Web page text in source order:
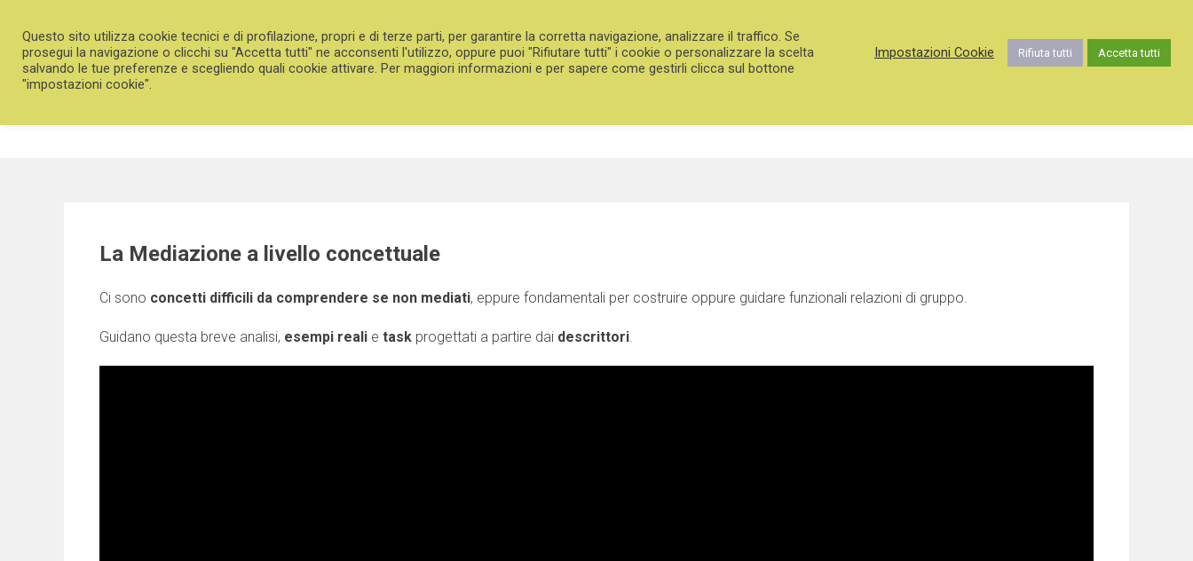
content
PROMOPLURILINGUISMO
Comunicare per Includere – Language and Non-Discrimination
La Mediazione a livello concettuale
Ci sono concetti difficili da comprendere se non mediati, eppure fondamentali per costruire oppure guidare funzionali relazioni di gruppo.
Guidano questa breve analisi, esempi reali e task progettati a partire dai descrittori.
Questo sito utilizza cookie tecnici e di profilazione, propri e di terze parti, per garantire la corretta navigazione, analizzare il traffico. Se
prosegui la navigazione o clicchi su "Accetta tutti" ne acconsenti l'utilizzo, oppure puoi "Rifiutare tutti" i cookie o personalizzare la scelta
salvando le tue preferenze e scegliendo quali cookie attivare. Per maggiori informazioni e per sapere come gestirli clicca sul bottone
"impostazioni cookie".
Impostazioni Cookie Rifiuta tutti Accetta tutti